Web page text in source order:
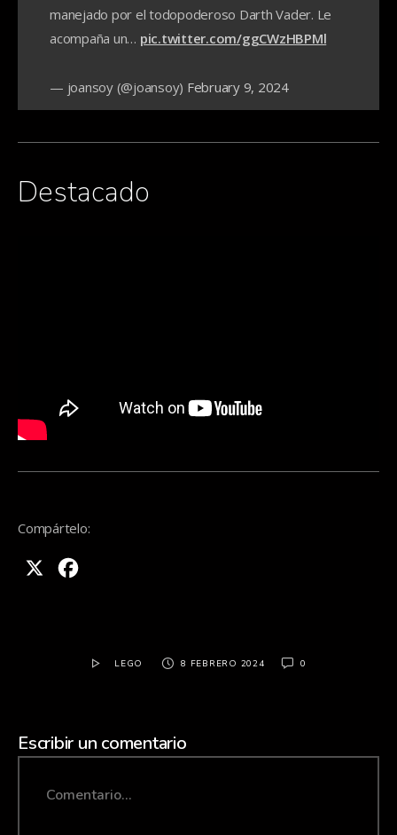
manejado por el todopoderoso Darth Vader. Le
acompaña un… pic.twitter.com/ggCWzHBPMl
— joansoy (@joansoy) February 9, 2024
Destacado
Compártelo:
LEGO 8 FEBRERO 2024 0
Escribir un comentario